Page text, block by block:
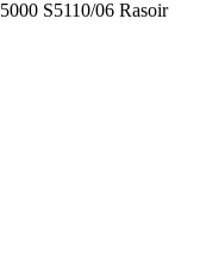
S5110/06 Rasoir